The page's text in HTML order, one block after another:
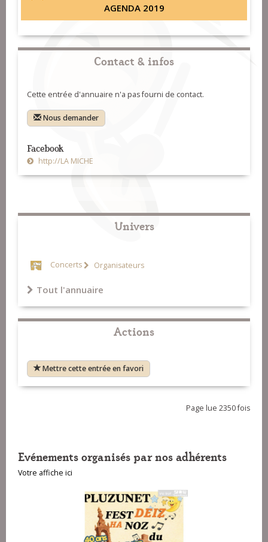
AGENDA 2019
Contact & infos
Cette entrée d'annuaire n'a pas fourni de contact.
Nous demander
Facebook
http://LA MICHE
Univers
Concerts Organisateurs
Tout l'annuaire
Actions
Mettre cette entrée en favori
Page lue 2350 fois
Evénements organisés par nos adhérents
Votre affiche ici